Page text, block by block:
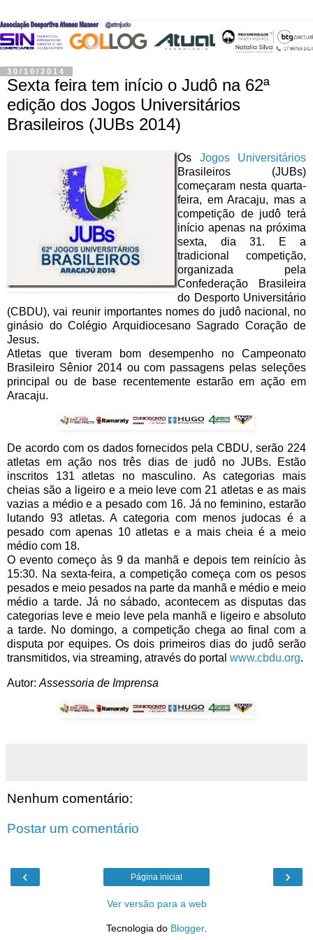
30/10/2014
Sexta feira tem início o Judô na 62ª
edição dos Jogos Universitários
Brasileiros (JUBs 2014)
Os Jogos Universitários
Brasileiros (JUBs)
começaram nesta quarta-
feira, em Aracaju, mas a
competição de judô terá
início apenas na próxima
sexta, dia 31. E a
tradicional competição,
organizada pela
Confederação Brasileira
do Desporto Universitário
(CBDU), vai reunir importantes nomes do judô nacional, no
ginásio do Colégio Arquidiocesano Sagrado Coração de
Jesus.
Atletas que tiveram bom desempenho no Campeonato
Brasileiro Sênior 2014 ou com passagens pelas seleções
principal ou de base recentemente estarão em ação em
Aracaju.
De acordo com os dados fornecidos pela CBDU, serão 224
atletas em ação nos três dias de judô no JUBs. Estão
inscritos 131 atletas no masculino. As categorias mais
cheias são a ligeiro e a meio leve com 21 atletas e as mais
vazias a médio e a pesado com 16. Já no feminino, estarão
lutando 93 atletas. A categoria com menos judocas é a
pesado com apenas 10 atletas e a mais cheia é a meio
médio com 18.
O evento começo às 9 da manhã e depois tem reinício às
15:30. Na sexta-feira, a competição começa com os pesos
pesados e meio pesados na parte da manhã e médio e meio
médio a tarde. Já no sábado, acontecem as disputas das
categorias leve e meio leve pela manhã e ligeiro e absoluto
a tarde. No domingo, a competição chega ao final com a
disputa por equipes. Os dois primeiros dias do judô serão
transmitidos, via streaming, através do portal www.cbdu.org.
Autor: Assessoria de Imprensa
Nenhum comentário:
Postar um comentário
‹ ›
Página inicial
Ver versão para a web
Tecnologia do Blogger.